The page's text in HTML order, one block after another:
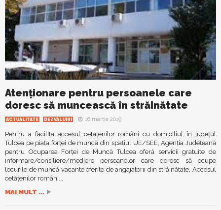
Atenţionare pentru persoanele care
doresc să muncească în străinătate
ACTUALITATE DEZVALUIRI 16 martie 2019
Pentru a facilita accesul cetăţenilor români cu domiciliul în judeţul
Tulcea pe piaţa forţei de muncă din spaţiul UE/SEE, Agenţia Judeţeană
pentru Ocuparea Forţei de Muncă Tulcea oferă servicii gratuite de
informare/consiliere/mediere persoanelor care doresc să ocupe
locurile de muncă vacante oferite de angajatorii din străinătate. Accesul
cetăţenilor români...
MAI MULT ...